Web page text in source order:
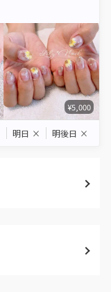
¥5,000
明日 × 明後日 ×